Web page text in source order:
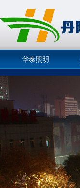
华泰照明